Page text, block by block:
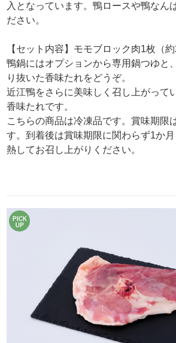
入となっています。鴨ロースや鴨なん
ださい。
【セット内容】モモブロック肉1枚（約
鴨鍋にはオプションから専用鍋つゆと
り抜いた香味たれをどうぞ。
近江鴨をさらに美味しく召し上がって
香味たれです。
こちらの商品は冷凍品です。賞味期限
す。到着後は賞味期限に関わらず1か
熱してお召し上がりください。